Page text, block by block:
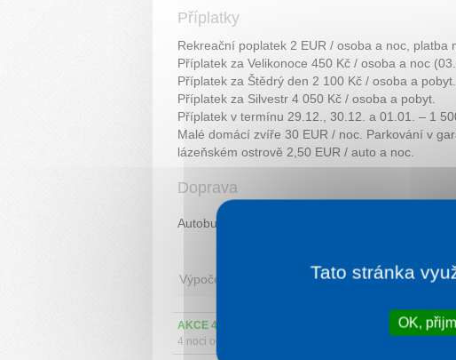
Příplatky
Rekreační poplatek 2 EUR / osoba a noc, platba
Příplatek za Velikonoce 450 Kč / osoba a noc
Příplatek za Štědrý den 2 100 Kč / osoba a pobyt.
Příplatek za Silvestr 4 050 Kč / osoba a pobyt.
Příplatek v termínu 29.12., 30.12. a 01.01. – 1
Malé domácí zvíře 30 EUR / noc. Parkování v
lázeňském ostrově 2,50 EUR / auto a noc.
Doprava
Autobusem/ vlakem stanice Piešťany.
Výpočet ceny
AKCE 4=3 - 1 noc ZDARMA (s all inclusive)
4 noci od
LAST MINUTE
Tato stránka
OK,